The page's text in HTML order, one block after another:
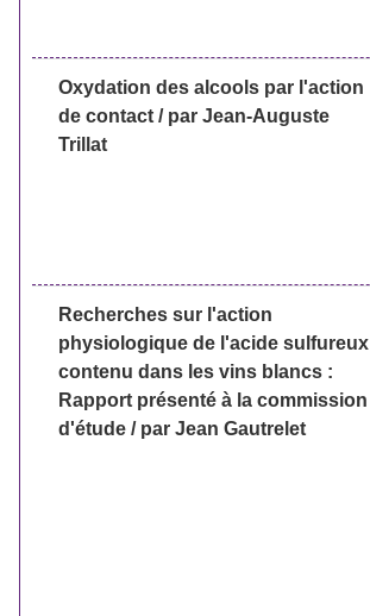
Oxydation des alcools par l'action
de contact / par Jean-Auguste
Trillat
Recherches sur l'action
physiologique de l'acide sulfureux
contenu dans les vins blancs :
Rapport présenté à la commission
d'étude / par Jean Gautrelet